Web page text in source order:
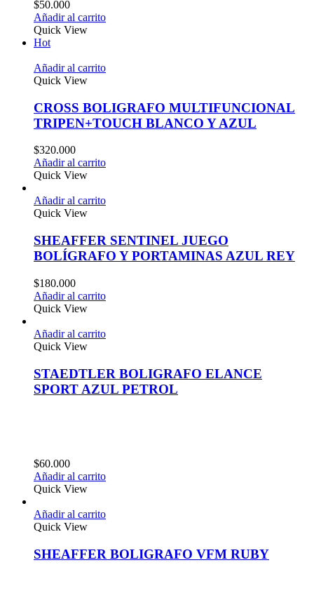
$50.000
Añadir al carrito
Quick View
Hot
Añadir al carrito
Quick View
CROSS BOLIGRAFO MULTIFUNCIONAL
TRIPEN+TOUCH BLANCO Y AZUL
$320.000
Añadir al carrito
Quick View
Añadir al carrito
Quick View
SHEAFFER SENTINEL JUEGO
BOLÍGRAFO Y PORTAMINAS AZUL REY
$180.000
Añadir al carrito
Quick View
Añadir al carrito
Quick View
STAEDTLER BOLIGRAFO ELANCE
SPORT AZUL PETROL
$60.000
Añadir al carrito
Quick View
Añadir al carrito
Quick View
SHEAFFER BOLIGRAFO VFM RUBY